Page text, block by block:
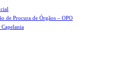
de Procura de Órgãos – OPO